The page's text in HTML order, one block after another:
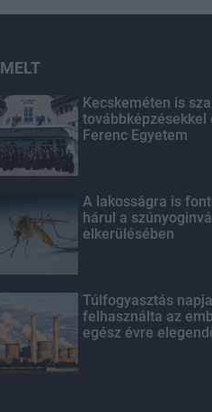
Kecskeméten is
továbbképzésekkel
Ferenc Egyetem
A lakosságra is
hárul a
elkerülésében
Túlfogyasztás
felhasználta az
egész évre